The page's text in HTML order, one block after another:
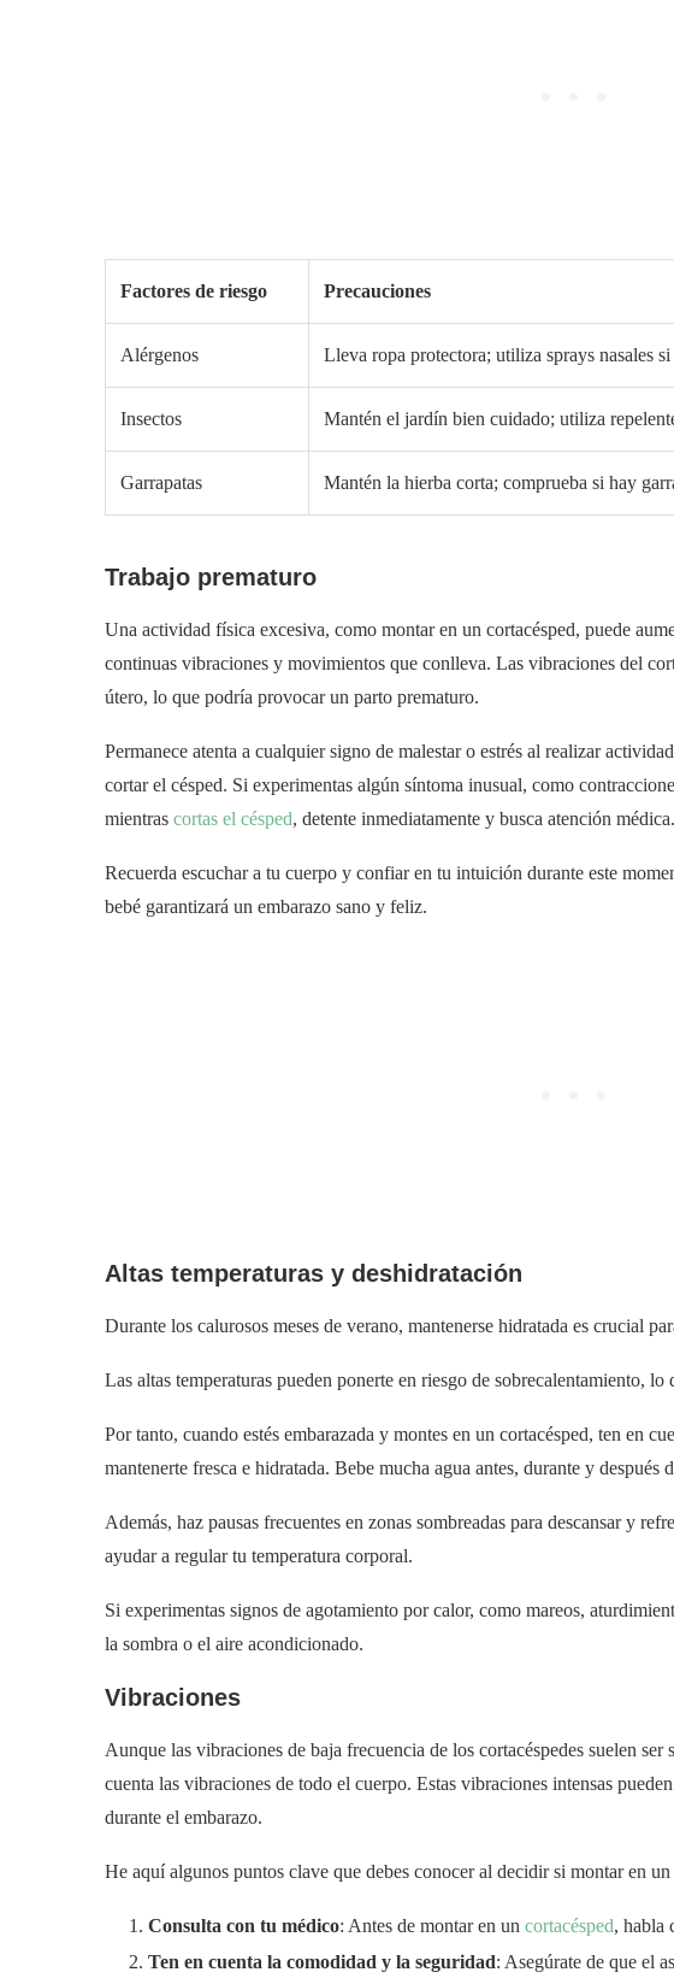
Factores de riesgo Precauciones
Alérgenos Lleva ropa protectora; utiliza sprays nasales si
Insectos Mantén el jardín bien cuidado; utiliza
Garrapatas Mantén la hierba corta; comprueba si hay
Trabajo prematuro
Una actividad física excesiva, como montar en un cortacésped, puede
continuas vibraciones y movimientos que conlleva. Las vibraciones del
útero, lo que podría provocar un parto prematuro.
Permanece atenta a cualquier signo de malestar o estrés al realizar
cortar el césped. Si experimentas algún síntoma inusual, como
mientras cortas el césped, detente inmediatamente y busca atención médica.
Recuerda escuchar a tu cuerpo y confiar en tu intuición durante este
bebé garantizará un embarazo sano y feliz.
Altas temperaturas y deshidratación
Durante los calurosos meses de verano, mantenerse hidratada es crucial
Las altas temperaturas pueden ponerte en riesgo de sobrecalentamiento,
Por tanto, cuando estés embarazada y montes en un cortacésped, ten en
mantenerte fresca e hidratada. Bebe mucha agua antes, durante y después
Además, haz pausas frecuentes en zonas sombreadas para descansar y
ayudar a regular tu temperatura corporal.
Si experimentas signos de agotamiento por calor, como mareos,
la sombra o el aire acondicionado.
Vibraciones
Aunque las vibraciones de baja frecuencia de los cortacéspedes suelen ser
cuenta las vibraciones de todo el cuerpo. Estas vibraciones intensas
durante el embarazo.
He aquí algunos puntos clave que debes conocer al decidir si montar en un
Consulta con tu médico: Antes de montar en un cortacésped, habla
Ten en cuenta la comodidad y la seguridad: Asegúrate de que el